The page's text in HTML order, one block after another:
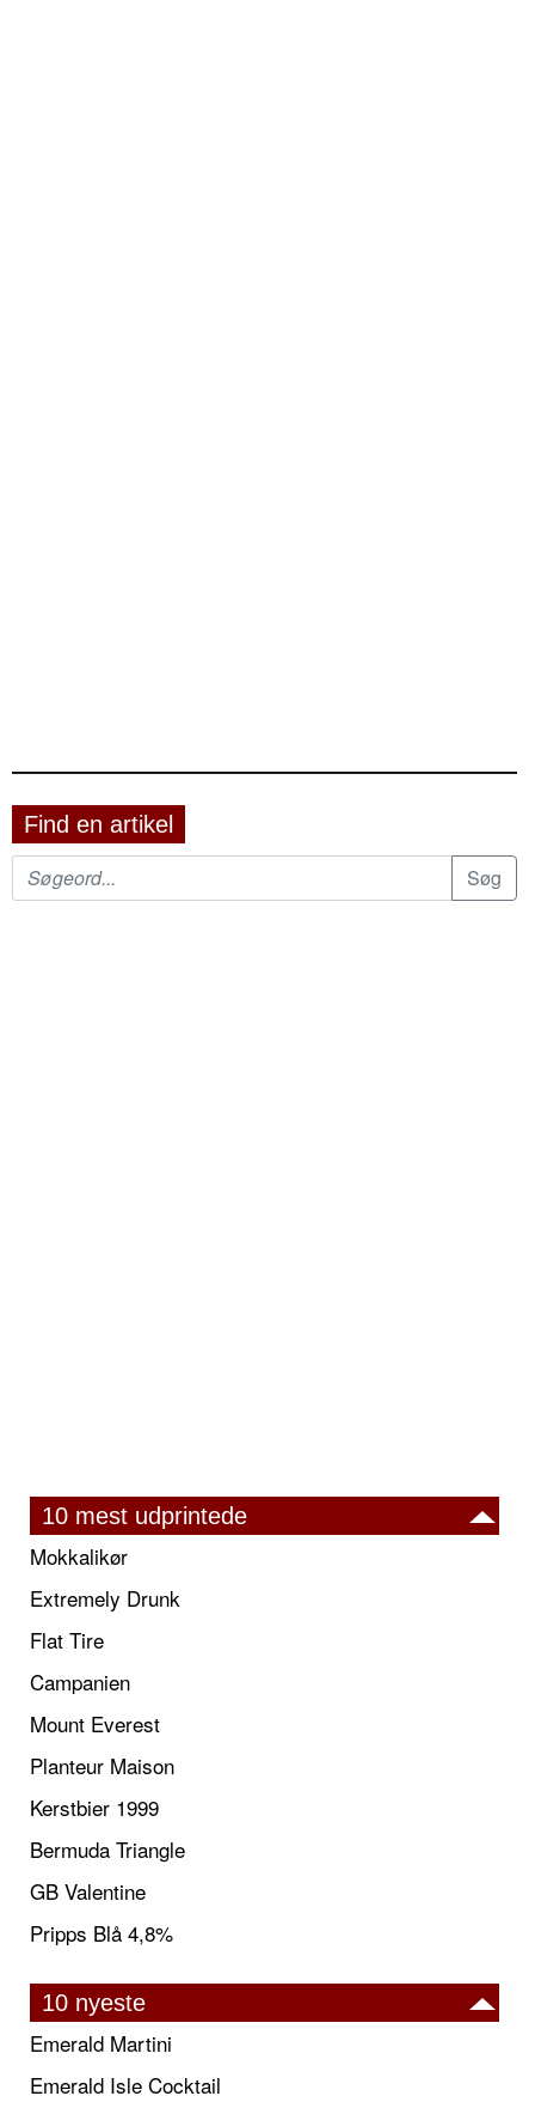
Find en artikel
10 mest udprintede
Mokkalikør
Extremely Drunk
Flat Tire
Campanien
Mount Everest
Planteur Maison
Kerstbier 1999
Bermuda Triangle
GB Valentine
Pripps Blå 4,8%
10 nyeste
Emerald Martini
Emerald Isle Cocktail